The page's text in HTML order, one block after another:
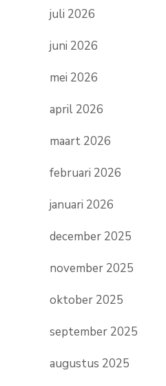
juli 2026
juni 2026
mei 2026
april 2026
maart 2026
februari 2026
januari 2026
december 2025
november 2025
oktober 2025
september 2025
augustus 2025